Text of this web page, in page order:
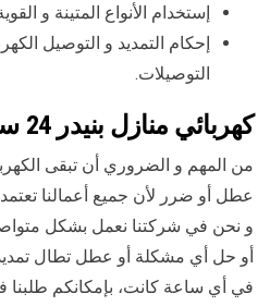
إستخدام الأنواع المتينة و
إحكام التمديد و التوصيل
التوصيلات.
كهربائي منازل بنيدر 24 ساعة
من المهم و الضروري أن تبقى
عطل أو ضرر لأن جميع أعمالنا
و نحن في شركتنا نعمل بشكل
أو حل أي مشكلة أو عطل تطال